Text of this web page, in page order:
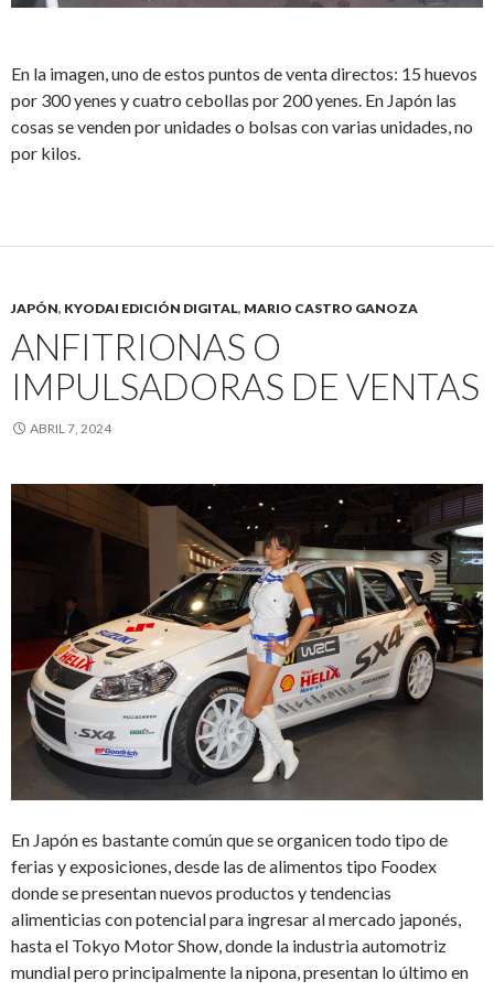
En la imagen, uno de estos puntos de venta directos: 15 huevos
por 300 yenes y cuatro cebollas por 200 yenes. En Japón las
cosas se venden por unidades o bolsas con varias unidades, no
por kilos.
JAPÓN, KYODAI EDICIÓN DIGITAL, MARIO CASTRO GANOZA
ANFITRIONAS O
IMPULSADORAS DE VENTAS
ABRIL 7, 2024
En Japón es bastante común que se organicen todo tipo de
ferias y exposiciones, desde las de alimentos tipo Foodex
donde se presentan nuevos productos y tendencias
alimenticias con potencial para ingresar al mercado japonés,
hasta el Tokyo Motor Show, donde la industria automotriz
mundial pero principalmente la nipona, presentan lo último en